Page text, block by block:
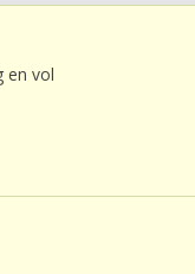
en vol
rozenbottel,
aroma,